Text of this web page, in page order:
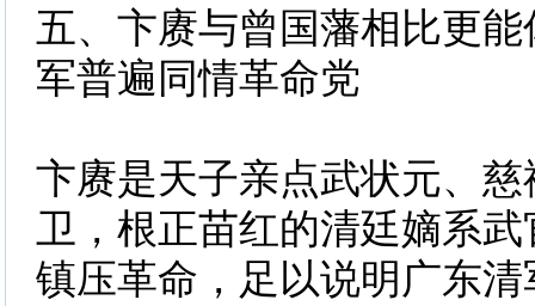
五、卞赓与曾国藩相比更
军普遍同情革命党
卞赓是天子亲点武状元、
卫，根正苗红的清廷嫡系
镇压革命，足以说明广东